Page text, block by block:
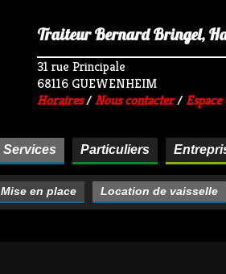
Traiteur Bernard Bringel,
31 rue Principale
68116 GUEWENHEIM
Horaires/ Nous contacter/
Services Particuliers
Mise en place Location de vaisselle